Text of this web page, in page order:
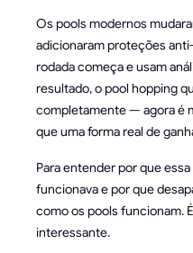
Os pools modernos
adicionaram proteções
rodada começa e usam
resultado, o pool hopping
completamente — agora é
que uma forma real de
Para entender por que
funcionava e por que
como os pools funcionam.
interessante.